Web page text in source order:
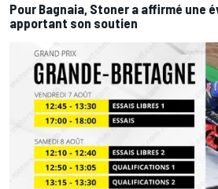
Pour Bagnaia, Stoner a affirmé une
apportant son soutien